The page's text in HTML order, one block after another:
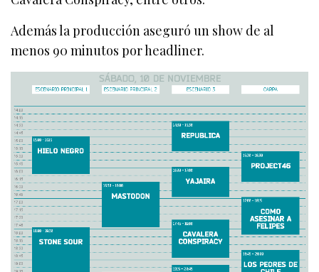
Además la producción aseguró un show de al
menos 90 minutos por headliner.